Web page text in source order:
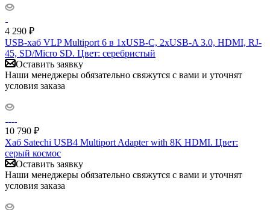
4 290 ₽
USB-хаб VLP Multiport 6 в 1хUSB-C, 2хUSB-A 3.0, HDMI, RJ-
45, SD/Micro SD. Цвет: серебристый
Оставить заявку
Наши менеджеры обязательно свяжутся с вами и уточнят
условия заказа
10 790 ₽
Хаб Satechi USB4 Multiport Adapter with 8K HDMI. Цвет:
серый космос
Оставить заявку
Наши менеджеры обязательно свяжутся с вами и уточнят
условия заказа